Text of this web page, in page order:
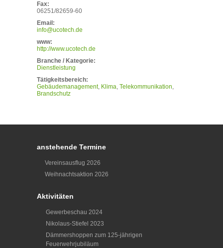
Fax:
06251/82659-60
Email:
info@ucotech.de
www:
http://www.ucotech.de
Branche / Kategorie:
Dienstleistung
Tätigkeitsbereich:
Gebäudemanagement Klima Telekommunikation
Brandschutz
anstehende Termine
Vereinsausflug 2026
Weihnachtsaktion 2026
Aktivitäten
Gewerbeschau 2024
Nikolaus-Stiefel 2023
Dämmershoppen zum 125-jährigen
Feuerwehrjubiläum